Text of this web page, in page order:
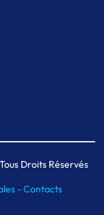
Droits Réservés
-Contacts